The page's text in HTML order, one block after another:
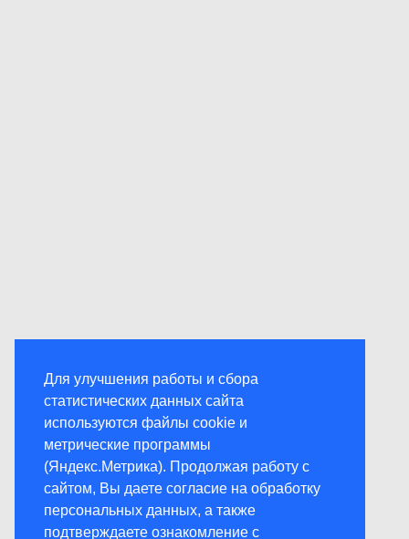
Для улучшения работы и сбора
статистических данных сайта
используются файлы cookie и
метрические программы
(Яндекс.Метрика). Продолжая работу с
сайтом, Вы даете согласие на обработку
персональных данных, а также
подтверждаете ознакомление с